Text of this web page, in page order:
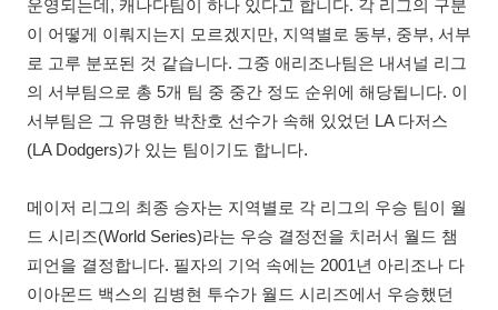
운영되는데, 캐나다팀이 하나 있다고 합니다. 각 리그의 구분
이 어떻게 이뤄지는지 모르겠지만, 지역별로 동부, 중부, 서부
로 고루 분포된 것 같습니다. 그중 애리조나팀은 내셔널 리그
의 서부팀으로 총 5개 팀 중 중간 정도 순위에 해당됩니다. 이
서부팀은 그 유명한 박찬호 선수가 속해 있었던 LA 다저스
(LA Dodgers)가 있는 팀이기도 합니다.
메이저 리그의 최종 승자는 지역별로 각 리그의 우승 팀이 월
드 시리즈(World Series)라는 우승 결정전을 치러서 월드 챔
피언을 결정합니다. 필자의 기억 속에는 2001년 아리조나 다
이아몬드 백스의 김병현 투수가 월드 시리즈에서 우승했던